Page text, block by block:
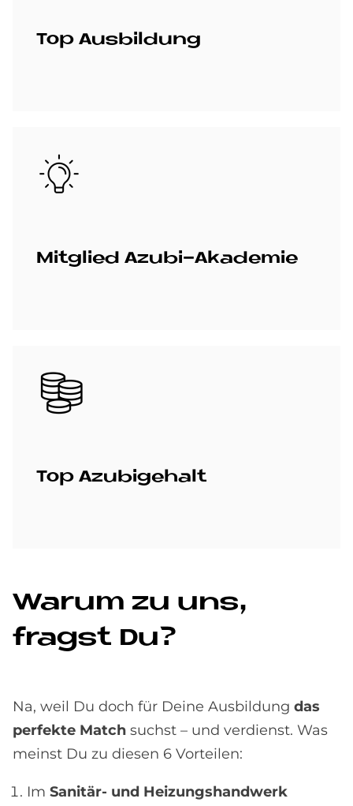
Top Aus­bil­dung
Bild
Mit­glied Azu­bi-Aka­de­mie
Bild
Top Azu­bi­ge­halt
Wa­rum zu uns,
fragst Du?
Na, weil Du doch für Deine Ausbildung das
perfekte Match suchst – und verdienst. Was
meinst Du zu diesen 6 Vorteilen:
Im Sanitär- und Heizungshandwerk